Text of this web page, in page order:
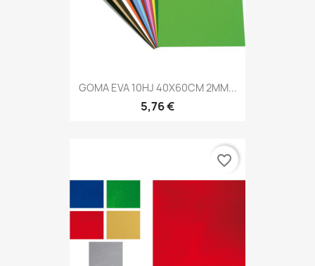
GOMA EVA 10HJ 40X60CM 2MM...
5,76 €
favorite_border